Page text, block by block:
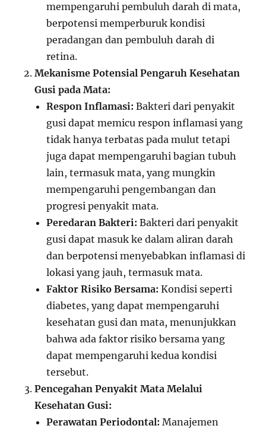
mempengaruhi pembuluh darah di mata,
berpotensi memperburuk kondisi
peradangan dan pembuluh darah di
retina.
Mekanisme Potensial Pengaruh Kesehatan
Gusi pada Mata:
Respon Inflamasi: Bakteri dari penyakit
gusi dapat memicu respon inflamasi yang
tidak hanya terbatas pada mulut tetapi
juga dapat mempengaruhi bagian tubuh
lain, termasuk mata, yang mungkin
mempengaruhi pengembangan dan
progresi penyakit mata.
Peredaran Bakteri: Bakteri dari penyakit
gusi dapat masuk ke dalam aliran darah
dan berpotensi menyebabkan inflamasi di
lokasi yang jauh, termasuk mata.
Faktor Risiko Bersama: Kondisi seperti
diabetes, yang dapat mempengaruhi
kesehatan gusi dan mata, menunjukkan
bahwa ada faktor risiko bersama yang
dapat mempengaruhi kedua kondisi
tersebut.
Pencegahan Penyakit Mata Melalui
Kesehatan Gusi:
Perawatan Periodontal: Manajemen